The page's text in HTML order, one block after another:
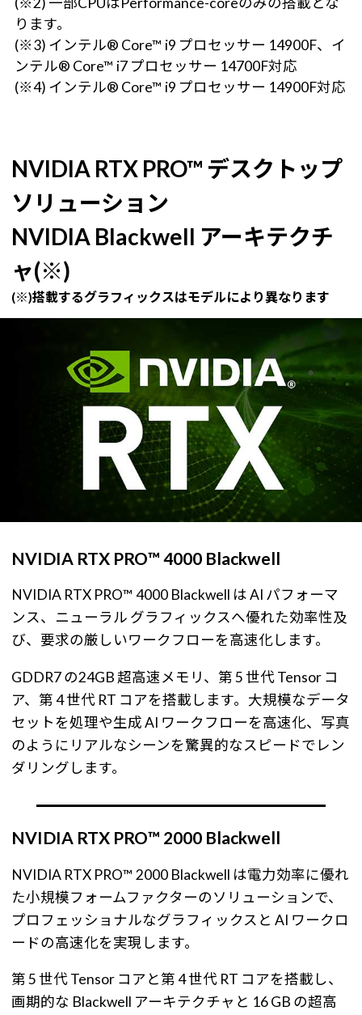
ります。
(※3) インテル® Core™ i9 プロセッサー 14900F、イ
ンテル® Core™ i7 プロセッサー 14700F対応
(※4) インテル® Core™ i9 プロセッサー 14900F対応
NVIDIA RTX PRO™ デスクトップ
ソリューション
NVIDIA Blackwell アーキテクチ
ャ(※)
(※)搭載するグラフィックスはモデルにより異なります
NVIDIA RTX PRO™ 4000 Blackwell
NVIDIA RTX PRO™ 4000 Blackwell は AI パフォーマ
ンス、ニューラル グラフィックスへ優れた効率性及
び、要求の厳しいワークフローを高速化します。
GDDR7 の24GB 超高速メモリ、第 5 世代 Tensor コ
ア、第 4 世代 RT コアを搭載します。大規模なデータ
セットを処理や生成 AI ワークフローを高速化、写真
のようにリアルなシーンを驚異的なスピードでレン
ダリングします。
NVIDIA RTX PRO™ 2000 Blackwell
NVIDIA RTX PRO™ 2000 Blackwell は電力効率に優れ
た小規模フォームファクターのソリューションで、
プロフェッショナルなグラフィックスと AI ワークロ
ードの高速化を実現します。
第 5 世代 Tensor コアと第 4 世代 RT コアを搭載し、
画期的な Blackwell アーキテクチャと 16 GB の超高